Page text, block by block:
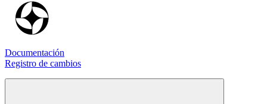
Documentación
Registro de cambios